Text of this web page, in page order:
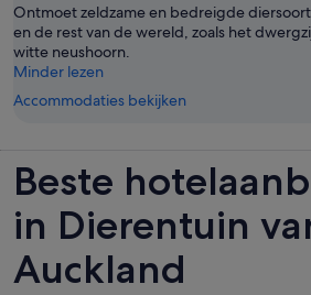
Ontmoet zeldzame en bedreigde
en de rest van de wereld, zoals het
witte neushoorn.
Minder lezen
Accommodaties bekijken
Beste
in Dierentuin
Auckland